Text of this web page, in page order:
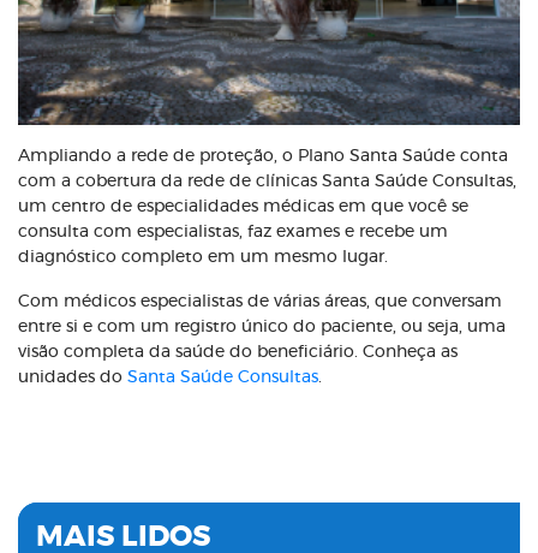
Ampliando a rede de proteção, o Plano Santa Saúde conta
com a cobertura da rede de clínicas Santa Saúde Consultas,
um centro de especialidades médicas em que você se
consulta com especialistas, faz exames e recebe um
diagnóstico completo em um mesmo lugar.
Com médicos especialistas de várias áreas, que conversam
entre si e com um registro único do paciente, ou seja, uma
visão completa da saúde do beneficiário. Conheça as
unidades do Santa Saúde Consultas.
MAIS LIDOS